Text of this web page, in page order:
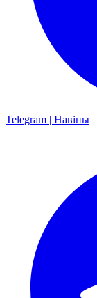
Telegram | Навіны